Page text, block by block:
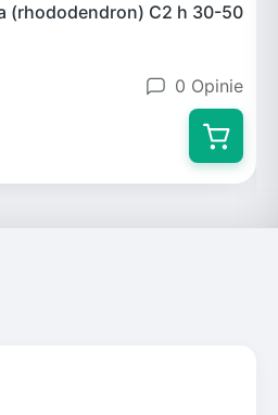
(rhododendron) C2 h 30-50
0 Opinie